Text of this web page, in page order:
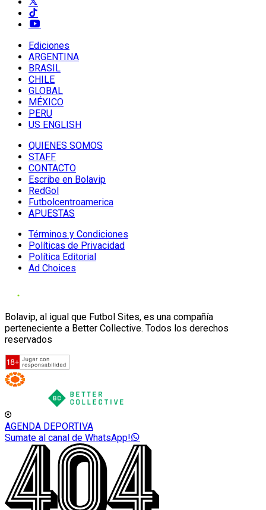
Ediciones
ARGENTINA
BRASIL
CHILE
GLOBAL
MÉXICO
PERU
US ENGLISH
QUIENES SOMOS
STAFF
CONTACTO
Escribe en Bolavip
RedGol
Futbolcentroamerica
APUESTAS
Términos y Condiciones
Políticas de Privacidad
Política Editorial
Ad Choices
Bolavip, al igual que Futbol Sites, es una compañía
perteneciente a Better Collective. Todos los derechos
reservados
AGENDA DEPORTIVA
Sumate al canal de WhatsApp!